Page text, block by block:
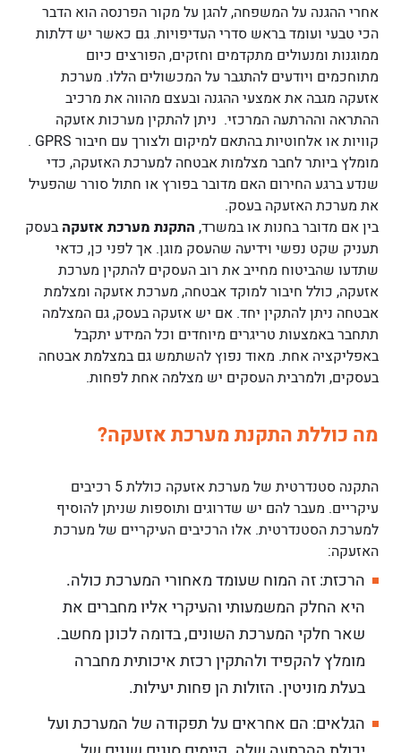
אחרי ההגנה על המשפחה, להגן על מקור הפרנסה הוא הדבר
הכי טבעי ועומד בראש סדרי העדיפויות. גם כאשר יש דלתות
ממוגנות ומנעולים מתקדמים וחזקים, הפורצים כיום
מתוחכמים ויודעים להתגבר על המכשולים הללו. מערכת
אזעקה מגבה את אמצעי ההגנה ובעצם מהווה את מרכיב
ההתראה וההרתעה המרכזי. ניתן להתקין מערכות אזעקה
קוויות או אלחוטיות בהתאם למיקום ולצורך עם חיבור GPRS .
מומלץ ביותר לחבר מצלמות אבטחה למערכת האזעקה, כדי
שנדע ברגע החירום האם מדובר בפורץ או חתול סורר שהפעיל
את מערכת האזעקה בעסק.
בין אם מדובר בחנות או במשרד, התקנת מערכת אזעקה בעסק
תעניק שקט נפשי וידיעה שהעסק מוגן. אך לפני כן, כדאי
שתדעו שהביטוח מחייב את רוב העסקים להתקין מערכת
אזעקה, כולל חיבור למוקד אבטחה, מערכת אזעקה ומצלמת
אבטחה ניתן להתקין יחד. אם יש אזעקה בעסק, גם המצלמה
תתחבר באמצעות טריגרים מיוחדים וכל המידע יתקבל
באפליקציה אחת. מאוד נפוץ להשתמש גם במצלמת אבטחה
בעסקים, ולמרבית העסקים יש מצלמה אחת לפחות.
מה כוללת התקנת מערכת אזעקה?
התקנה סטנדרטית של מערכת אזעקה כוללת 5 רכיבים
עיקריים. מעבר להם יש שדרוגים ותוספות שניתן להוסיף
למערכת הסטנדרטית. אלו הרכיבים העיקריים של מערכת
האזעקה:
הרכזת: זה המוח שעומד מאחורי המערכת כולה.
היא החלק המשמעותי והעיקרי אליו מחברים את
שאר חלקי המערכת השונים, בדומה לכונן מחשב.
מומלץ להקפיד ולהתקין רכזת איכותית מחברה
בעלת מוניטין. הזולות הן פחות יעילות.
הגלאים: הם אחראים על תפקודה של המערכת ועל